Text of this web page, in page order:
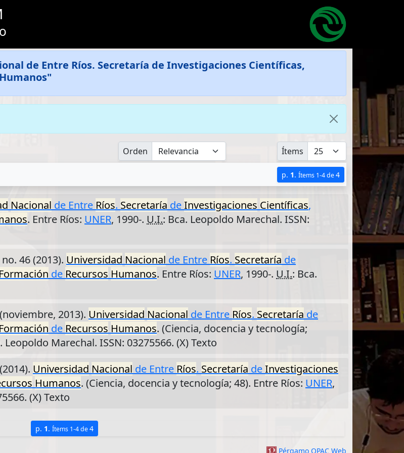
de Entre Ríos. Secretaría de Investigaciones Científicas,
Orden Ítems
p. 1. Ítems 1-4 de4
Nacional de Entre Ríos. Secretaría deInvestigaciones Científicas,
. Entre Ríos: UNER, 1990-. U.I.: Bca. Leopoldo Marechal. ISSN:
46 (2013). Universidad Nacional de Entre Ríos. Secretaría de
Formación de Recursos Humanos. Entre Ríos: UNER, 1990-. U.I.: Bca.
2013). Universidad Nacional de Entre Ríos. Secretaría de
Formación de Recursos Humanos. (Ciencia, docencia y tecnología;
Leopoldo Marechal. ISSN: 03275566. (X) Texto
Universidad Nacional de Entre Ríos. Secretaría deInvestigaciones
Humanos. (Ciencia, docencia y tecnología; 48). Entre Ríos: UNER,
(X) Texto
p. 1. Ítems 1-4 de4
Pérgamo OPAC Web